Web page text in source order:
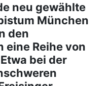
neu gewählte
München
den
eine Reihe von
bei der